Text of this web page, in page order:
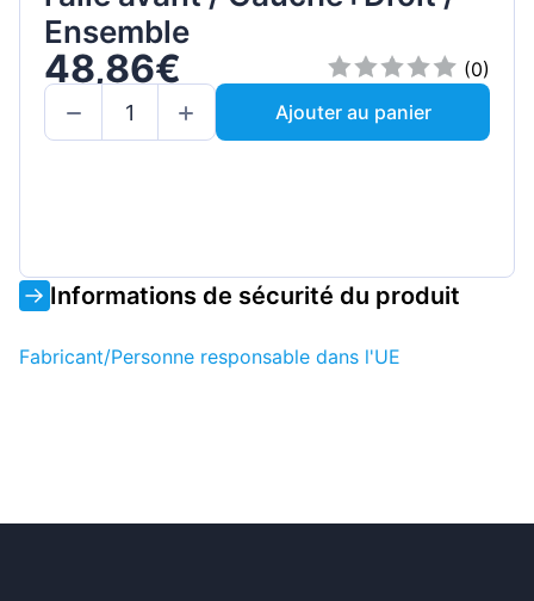
Ensemble
48,86€
(0)
Ajouter au panier
Informations de sécurité du produit
Fabricant/Personne responsable dans l'UE